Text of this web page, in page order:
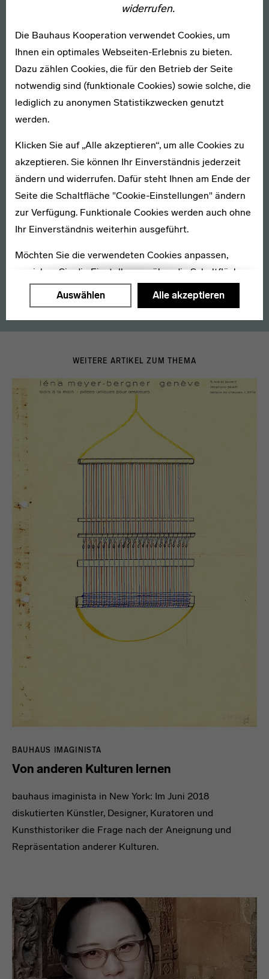
widerrufen.
Die Bauhaus Kooperation verwendet Cookies, um
Ihnen ein optimales Webseiten-Erlebnis zu bieten.
Dazu zählen Cookies, die für den Betrieb der Seite
notwendig sind (funktionale Cookies) sowie solche, die
lediglich zu anonymen Statistikzwecken genutzt
werden.
Klicken Sie auf „Alle akzeptieren“, um alle Cookies zu
akzeptieren. Sie können Ihr Einverständnis jederzeit
ändern und widerrufen. Dafür steht Ihnen am Ende der
Seite die Schaltfläche "Cookie-Einstellungen" ändern
zur Verfügung. Funktionale Cookies werden auch ohne
Ihr Einverständnis weiterhin ausgeführt.
Möchten Sie die verwendeten Cookies anpassen,
erreichen Sie die Einstellungen über die Schaltfläche
"Auswählen".
Datenschutzerklärungoder demImpressum.
Auswählen Alle akzeptieren
Fotografie und im Film, mit kinetischen Skulpturen,
visuellen Apparaten und Soundexperimenten.
Mehr erfahren
WEITERE ARTIKEL ZUM THEMA
BAUHAUS IMAGINISTA
Von anderen Kulturen lernen
bauhaus imaginista in New York: Im Juni 2018
diskutierten Künstler, Designer, Kuratoren und
Kunsthistoriker die Frage nach der Aneignung und
Repräsentation anderer Kulturen.